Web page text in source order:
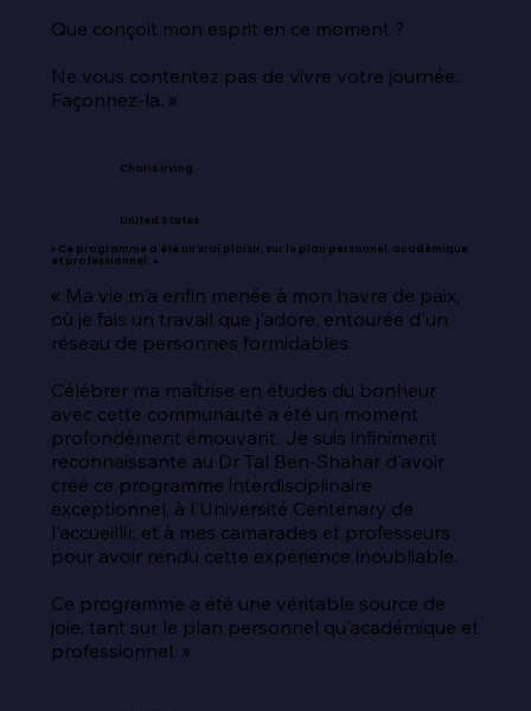
Que conçoit mon esprit en ce moment ?
Ne vous contentez pas de vivre votre journée.
Façonnez-la. »
Charis Irving
United States
« Ce programme a été un vrai plaisir, sur le plan personnel, académique
et professionnel. »
« Ma vie m'a enfin menée à mon havre de paix,
où je fais un travail que j'adore, entourée d'un
réseau de personnes formidables.
Célébrer ma maîtrise en études du bonheur
avec cette communauté a été un moment
profondément émouvant. Je suis infiniment
reconnaissante au Dr Tal Ben-Shahar d'avoir
créé ce programme interdisciplinaire
exceptionnel, à l'Université Centenary de
l'accueillir, et à mes camarades et professeurs
pour avoir rendu cette expérience inoubliable.
Ce programme a été une véritable source de
joie, tant sur le plan personnel qu'académique et
professionnel. »